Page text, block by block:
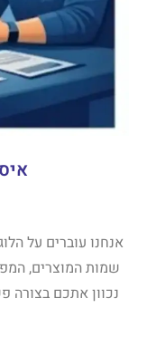
אנחנו עוברים על
שמות המוצרים,
נכוון אתכם בצורה